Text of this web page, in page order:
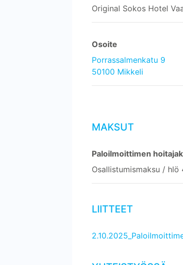
Original Sokos Hotel
Osoite
Porrassalmenkatu 9
50100 Mikkeli
MAKSUT
Paloilmoittimen
Osallistumismaksu /
LIITTEET